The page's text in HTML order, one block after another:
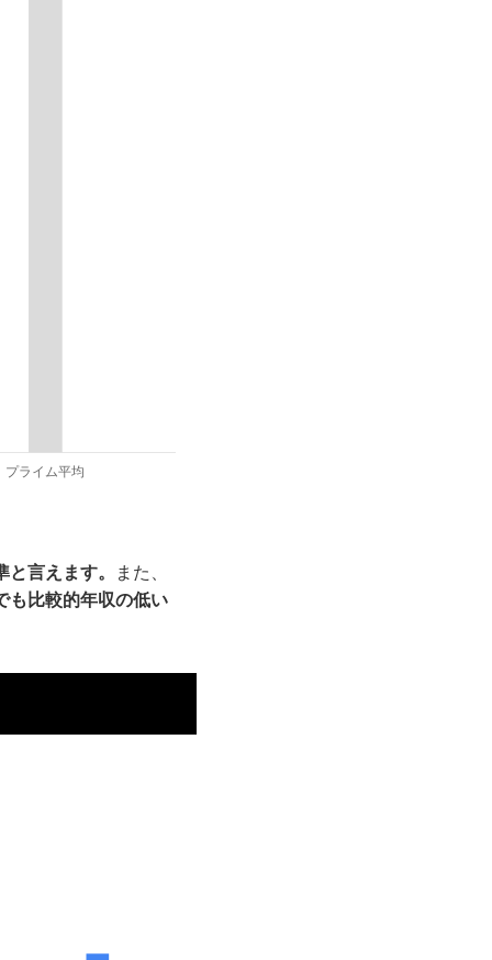
言えます。
また、
も比較的年収の低い